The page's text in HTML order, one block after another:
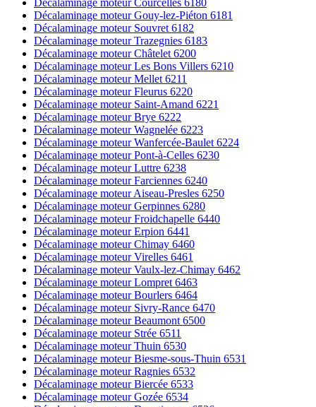
Décalaminage moteur Gouy-lez-Piéton 6181
Décalaminage moteur Souvret 6182
Décalaminage moteur Trazegnies 6183
Décalaminage moteur Châtelet 6200
Décalaminage moteur Les Bons Villers 6210
Décalaminage moteur Mellet 6211
Décalaminage moteur Fleurus 6220
Décalaminage moteur Saint-Amand 6221
Décalaminage moteur Brye 6222
Décalaminage moteur Wagnelée 6223
Décalaminage moteur Wanfercée-Baulet 6224
Décalaminage moteur Pont-à-Celles 6230
Décalaminage moteur Luttre 6238
Décalaminage moteur Farciennes 6240
Décalaminage moteur Aiseau-Presles 6250
Décalaminage moteur Gerpinnes 6280
Décalaminage moteur Froidchapelle 6440
Décalaminage moteur Erpion 6441
Décalaminage moteur Chimay 6460
Décalaminage moteur Virelles 6461
Décalaminage moteur Vaulx-lez-Chimay 6462
Décalaminage moteur Lompret 6463
Décalaminage moteur Bourlers 6464
Décalaminage moteur Sivry-Rance 6470
Décalaminage moteur Beaumont 6500
Décalaminage moteur Strée 6511
Décalaminage moteur Thuin 6530
Décalaminage moteur Biesme-sous-Thuin 6531
Décalaminage moteur Ragnies 6532
Décalaminage moteur Biercée 6533
Décalaminage moteur Gozée 6534